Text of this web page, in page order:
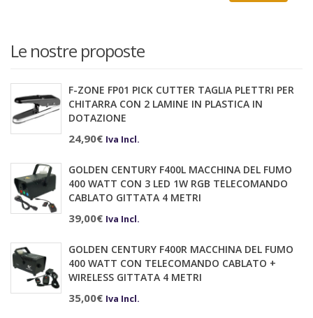
Le nostre proposte
F-ZONE FP01 PICK CUTTER TAGLIA PLETTRI PER
CHITARRA CON 2 LAMINE IN PLASTICA IN
DOTAZIONE
24,90€ Iva Incl.
GOLDEN CENTURY F400L MACCHINA DEL FUMO
400 WATT CON 3 LED 1W RGB TELECOMANDO
CABLATO GITTATA 4 METRI
39,00€ Iva Incl.
GOLDEN CENTURY F400R MACCHINA DEL FUMO
400 WATT CON TELECOMANDO CABLATO +
WIRELESS GITTATA 4 METRI
35,00€ Iva Incl.